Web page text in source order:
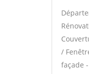
/
façade